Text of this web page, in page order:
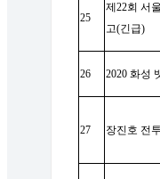
25
제 22회 서
고(긴급)
26 2020 화성
27 장진호 전